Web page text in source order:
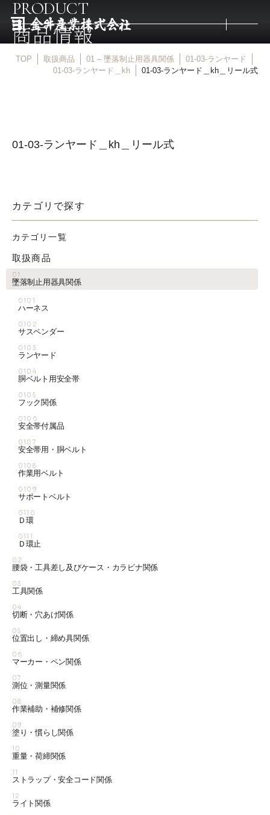
トップ
取扱メーカー
マルキン印
庖斬巴
お知らせ
採用情報
PRODUCT
商品情報
TOP 取扱商品 01 – 墜落制止用器具関係
01-03-ランヤード
01-03-ランヤード＿kh
01-03-ランヤード＿kh＿リール式
01-03-ランヤード＿kh＿リール式
カテゴリで探す
カテゴリ一覧
取扱商品
01
墜落制止用器具関係
0101
ハーネス
0102
サスペンダー
0103
ランヤード
0104
胴ベルト用安全帯
0105
フック関係
0106
安全帯付属品
0107
安全帯用・胴ベルト
0108
作業用ベルト
0109
サポートベルト
0110
Ｄ環
0111
Ｄ環止
02
腰袋・工具差し及びケース・カラビナ関係
03
工具関係
04
切断・穴あけ関係
05
位置出し・締め具関係
06
マーカー・ペン関係
07
測位・測量関係
08
作業補助・補修関係
09
塗り・慣らし関係
10
重量・荷締関係
11
ストラップ・安全コード関係
12
ライト関係